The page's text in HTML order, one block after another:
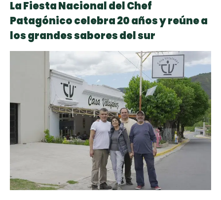
La Fiesta Nacional del Chef
Patagónico celebra 20 años y reúne a
los grandes sabores del sur